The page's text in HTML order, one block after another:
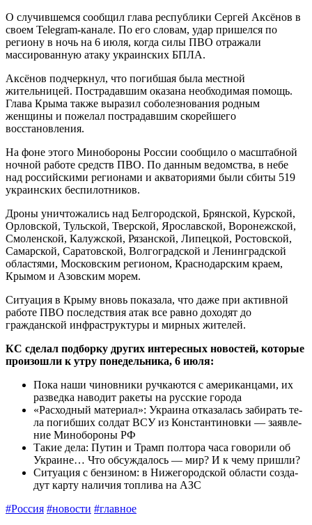
О случившемся сообщил глава республики Сергей Аксёнов в
своем Telegram-канале. По его словам, удар пришелся по
региону в ночь на 6 июля, когда силы ПВО отражали
массированную атаку украинских БПЛА.
Аксёнов подчеркнул, что погибшая была местной
жительницей. Пострадавшим оказана необходимая помощь.
Глава Крыма также выразил соболезнования родным
женщины и пожелал пострадавшим скорейшего
восстановления.
На фоне этого Минобороны России сообщило о масштабной
ночной работе средств ПВО. По данным ведомства, в небе
над российскими регионами и акваториями были сбиты 519
украинских беспилотников.
Дроны уничтожались над Белгородской, Брянской, Курской,
Орловской, Тульской, Тверской, Ярославской, Воронежской,
Смоленской, Калужской, Рязанской, Липецкой, Ростовской,
Самарской, Саратовской, Волгоградской и Ленинградской
областями, Московским регионом, Краснодарским краем,
Крымом и Азовским морем.
Ситуация в Крыму вновь показала, что даже при активной
работе ПВО последствия атак все равно доходят до
гражданской инфраструктуры и мирных жителей.
КС сделал подборку других интересных новостей, которые
произошли к утру понедельника, 6 июля:
По­ка на­ши чи­нов­ни­ки руч­ка­ют­ся с аме­рикан­ца­ми, их
раз­ведка на­водит ра­кеты на рус­ские го­рода
«Рас­ходный ма­тери­ал»: Ук­ра­ина от­ка­залась за­бирать те­
ла по­гиб­ших сол­дат ВСУ из Кон­стан­ти­нов­ки — за­яв­ле­
ние Ми­нобо­роны РФ
Та­кие де­ла: Пу­тин и Трамп пол­то­ра ча­са го­вори­ли об
Ук­ра­ине… Что об­сужда­лось — мир? И к че­му приш­ли?
Си­ту­ация с бен­зи­ном: в Ни­жего­род­ской об­ласти соз­да­
дут кар­ту на­личия топ­ли­ва на АЗС
#Россия #новости #главное